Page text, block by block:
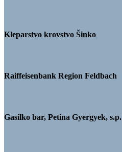
Kleparstvo krovstvo Šinko
Raiffeisenbank Region Feldbach
Gasilko bar, Petina Gyergyek, s.p.